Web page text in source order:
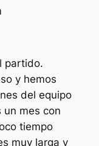
partido.
y hemos
del equipo
un mes con
tiempo
muy larga y